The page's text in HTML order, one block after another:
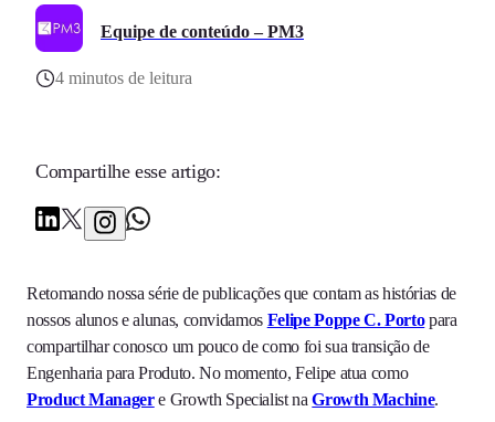
Equipe de conteúdo – PM3
4 minutos de leitura
Compartilhe esse artigo:
Retomando nossa série de publicações que contam as histórias de
nossos alunos e alunas, convidamos Felipe Poppe C. Portopara
compartilhar conosco um pouco de como foi sua transição de
Engenharia para Produto. No momento, Felipe atua como
Product Managere Growth Specialist naGrowth Machine.